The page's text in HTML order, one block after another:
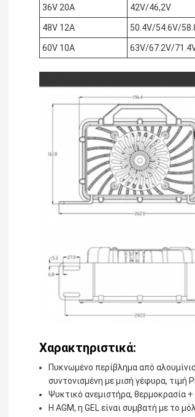
36V 20A 42V/46,2V
48V 12A 50.4V/54.6V/
60V 10A 63V/67.2V/
Χαρακτηριστικά:
Πυκνωμένο περίβλημα από
συντονισμένη με μισή γέφυρα,
Ψυκτικό ανεμιστήρα, θερμοκρασία
Η AGM, η GEL είναι συμβατή με το